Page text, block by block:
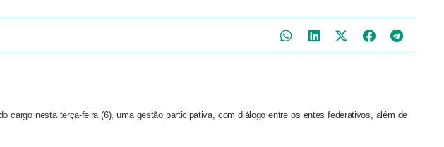
nesta terça-feira (6), uma gestão participativa, com diálogo entre os entes federativos, além de